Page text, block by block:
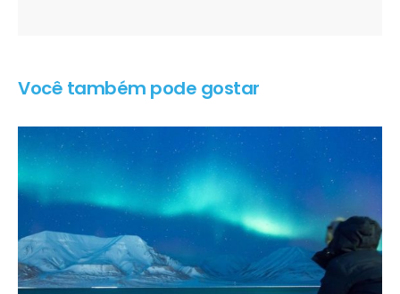
Você também pode gostar